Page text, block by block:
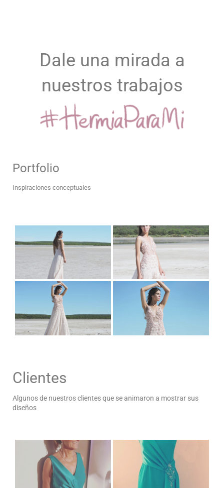
Dale una mirada a
nuestros trabajos
Portfolio
Inspiraciones conceptuales
Clientes
Algunos de nuestros clientes que se animaron a mostrar sus
diseños